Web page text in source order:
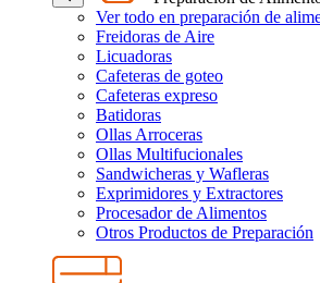
Ver todo en preparación de
Freidoras de Aire
Licuadoras
Cafeteras de goteo
Cafeteras expreso
Batidoras
Ollas Arroceras
Ollas Multifucionales
Sandwicheras y Wafleras
Exprimidores y Extractores
Procesador de Alimentos
Otros Productos de Preparación